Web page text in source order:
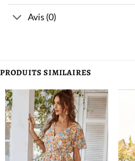
Avis (0)
PRODUITS SIMILAIRES